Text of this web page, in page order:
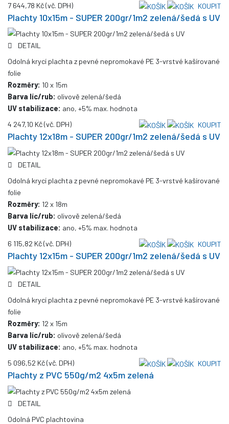
7 644,78 Kč(vč. DPH) KOUPIT
Plachty 10x15m - SUPER 200gr/1m2 zelená/šedá s UV
DETAIL
Odolná krycí plachta z pevné nepromokavé PE 3-vrstvé kašírované
folie
Rozměry: 10 x 15m
Barva líc/rub: olivově zelená/šedá
UV stabilizace: ano, +5% max. hodnota
4 247,10 Kč(vč. DPH) KOUPIT
Plachty 12x18m - SUPER 200gr/1m2 zelená/šedá s UV
DETAIL
Odolná krycí plachta z pevné nepromokavé PE 3-vrstvé kašírované
folie
Rozměry: 12 x 18m
Barva líc/rub: olivově zelená/šedá
UV stabilizace: ano, +5% max. hodnota
6 115,82 Kč(vč. DPH) KOUPIT
Plachty 12x15m - SUPER 200gr/1m2 zelená/šedá s UV
DETAIL
Odolná krycí plachta z pevné nepromokavé PE 3-vrstvé kašírované
folie
Rozměry: 12 x 15m
Barva líc/rub: olivově zelená/šedá
UV stabilizace: ano, +5% max. hodnota
5 096,52 Kč(vč. DPH) KOUPIT
Plachty z PVC 550g/m2 4x5m zelená
DETAIL
Odolná PVC plachtovina